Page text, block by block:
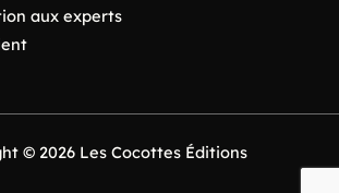
aux experts
© 2026 Les Cocottes Éditions